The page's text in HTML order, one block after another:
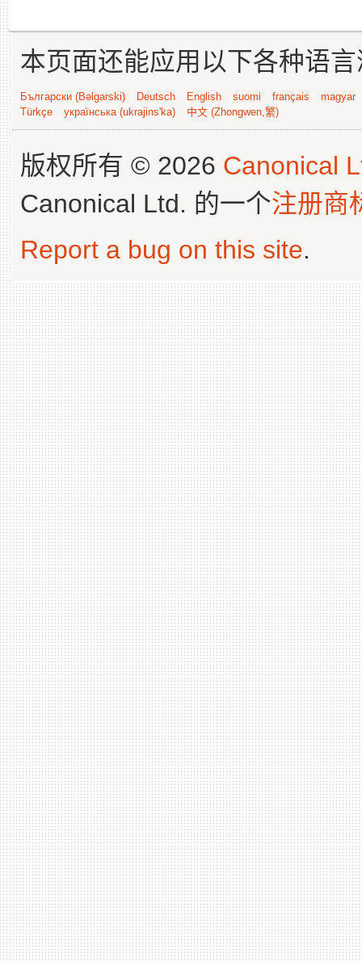
本页面还能应用以下各种语
Български (Bəlgarski) Deutsch English suomi français
magyar
Türkçe
українська (ukrajins'ka) 中文 (Zhongwen,繁)
版权所有 © 2026 Canonical
Canonical Ltd. 的一个注册商
Report a bug on this site.